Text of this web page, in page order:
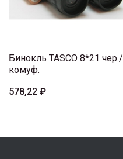
Бинокль TASCO 8*21 чер./
комуф.
578,22 ₽